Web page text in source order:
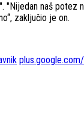
naš
zaključio je on.